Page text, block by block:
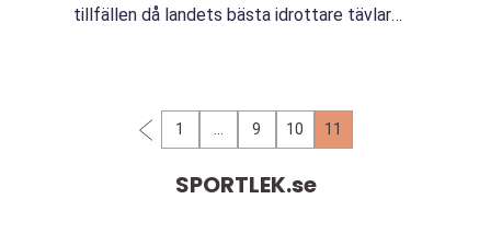
tillfällen då landets bästa idrottare tävlar
1 9 10 11
SPORTLEK.se